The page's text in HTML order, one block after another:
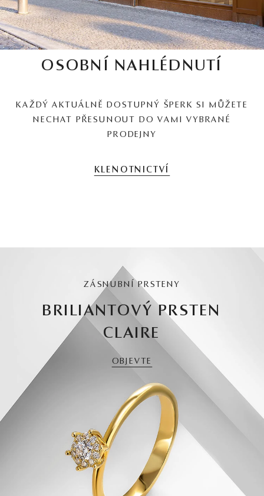
OSOBNÍ NAHLÉDNUTÍ
KAŽDÝ AKTUÁLNĚ DOSTUPNÝ ŠPERK SI MŮŽETE
NECHAT PŘESUNOUT DO VAMI VYBRANÉ
PRODEJNY
KLENOTNICTVÍ
ZÁSNUBNÍ PRSTENY
BRILIANTOVÝ PRSTEN
CLAIRE
OBJEVTE